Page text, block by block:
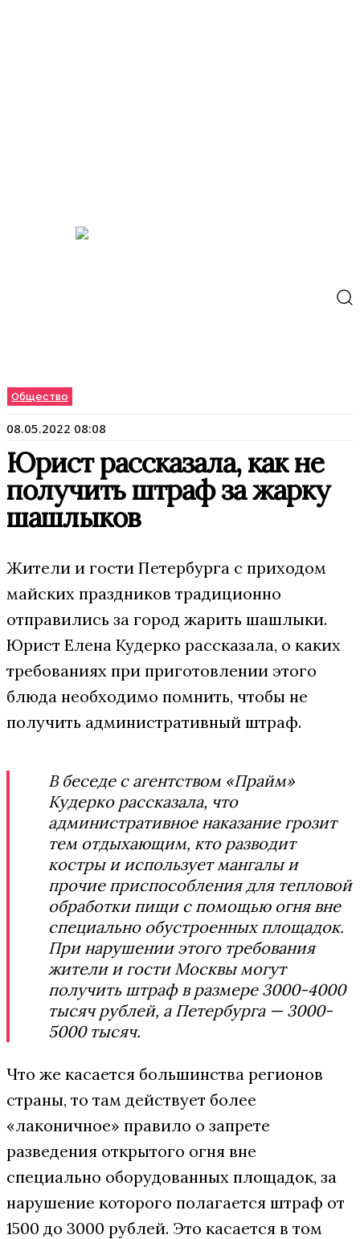
Общество
08.05.2022 08:08
Юрист рассказала, как не
получить штраф за жарку
шашлыков
Жители и гости Петербурга с приходом
майских праздников традиционно
отправились за город жарить шашлыки.
Юрист Елена Кудерко рассказала, о каких
требованиях при приготовлении этого
блюда необходимо помнить, чтобы не
получить административный штраф.
В беседе с агентством «Прайм»
Кудерко рассказала, что
административное наказание грозит
тем отдыхающим, кто разводит
костры и использует мангалы и
прочие приспособления для тепловой
обработки пищи с помощью огня вне
специально обустроенных площадок.
При нарушении этого требования
жители и гости Москвы могут
получить штраф в размере 3000-4000
тысяч рублей, а Петербурга — 3000-
5000 тысяч.
Что же касается большинства регионов
страны, то там действует более
«лаконичное» правило о запрете
разведения открытого огня вне
специально оборудованных площадок, за
нарушение которого полагается штраф от
1500 до 3000 рублей. Это касается в том